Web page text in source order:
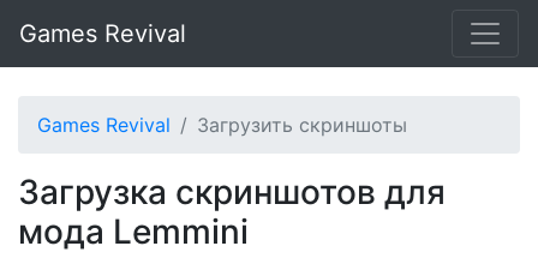
Games Revival
Games Revival Загрузить скриншоты
Загрузка скриншотов для
мода Lemmini